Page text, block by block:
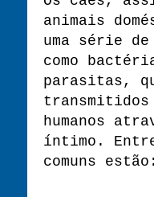
animais
uma série de
como
parasitas,
transmitidos
humanos
íntimo.
comuns estão: